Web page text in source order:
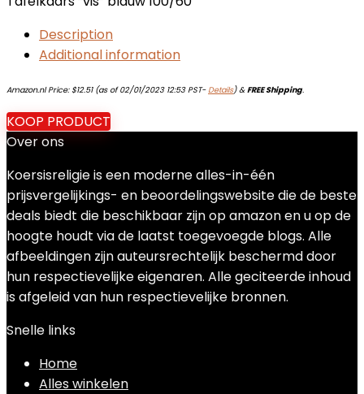
Description
Additional information
Amazon.nl Price: $12.51(as of 02/01/2023 12:53 PST-Details)&FREE Shipping.
KOOP PRODUCT
Over ons
Koersisreligie is een moderne alles-in-één
prijsvergelijkings- en beoordelingswebsite die de beste
deals biedt die beschikbaar zijn op amazon en u op de
hoogte houdt via de laatst toegevoegde blogs. Alle
afbeeldingen zijn auteursrechtelijk beschermd door
hun respectievelijke eigenaren. Alle geciteerde inhoud
is afgeleid van hun respectievelijke bronnen.
Snelle links
Home
Alles winkelen